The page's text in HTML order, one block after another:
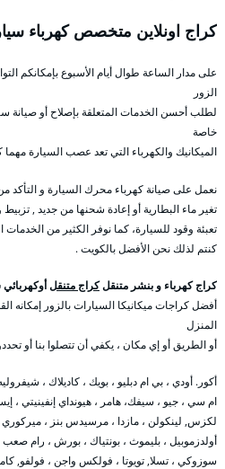
كراج اونلاين متخصص كهرباء
على مدار الساعة طوال أيام الأسبوع بإمكانكم
الزور
لطلب أحسن الخدمات المتعلقة بإصلاح أو صيانة
خاصة
الميكانيك والكهرباء التي تعد عصب السيارة مهما
نعمل على صيانة كهرباء محرك السيارة و التأكد
تغير ماء البطارية أو إعادة شحنها من جديد ,
تعبئة وقود للسيارة، كما نوفر الكثير من الخدمات
كنتم لذلك نحن الأفضل بالكويت .
كراج كهرباء و بنشر متنقلكراج متنقل
أفضل كراجات ميكانيكا السيارات بالزور إمكانه
المنزل
أو الطريق أو إي مكان ، يكفي أن تتصلوا بنا أو
أكور. أودي ، بي ام دبليو ، بويك ، كاديلاك ،
ام سي ، جيو ، سيفك، هامر ، هيونداي إنفينيتي ،
لكزس, لينكولن ، مازدا ، مرسيدس بنز ،
أولدزموبيل ، بليموث ، بونتياك ، بورش ، رام
سوزوكي ، تسلا, تويوتا ، فولكس واجن ، فولفو,